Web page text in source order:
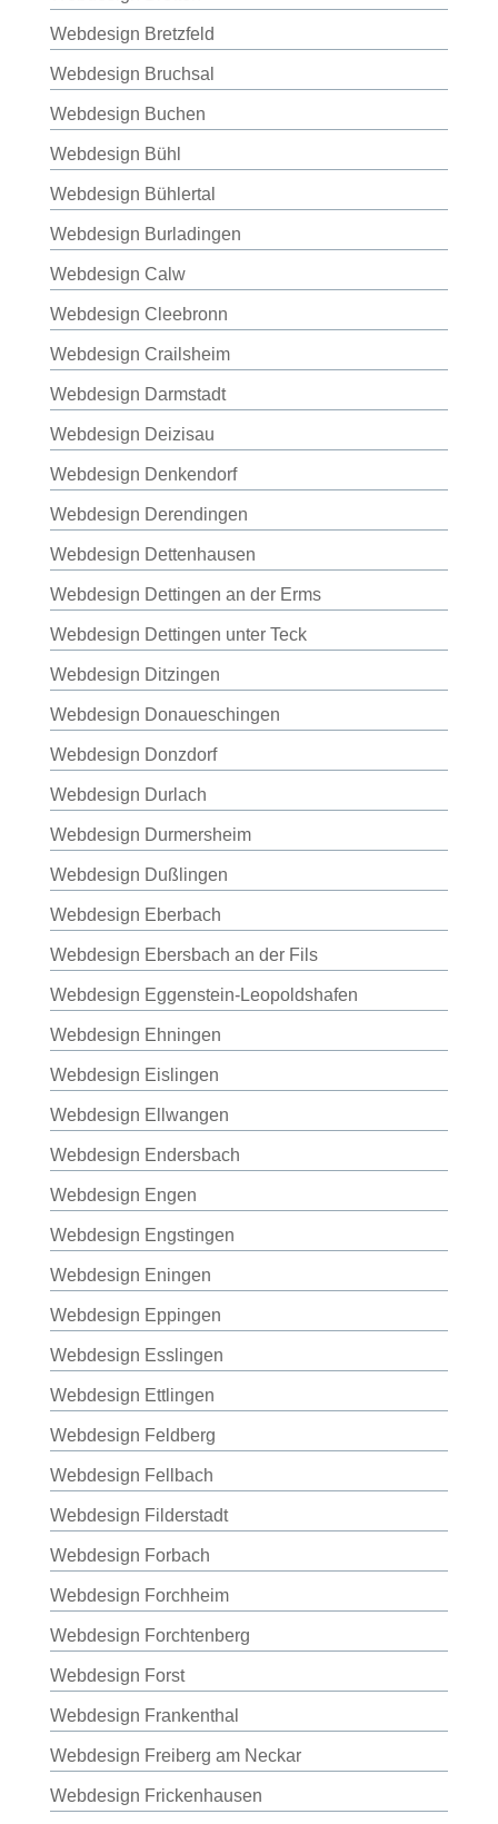
Webdesign Bretzfeld
Webdesign Bruchsal
Webdesign Buchen
Webdesign Bühl
Webdesign Bühlertal
Webdesign Burladingen
Webdesign Calw
Webdesign Cleebronn
Webdesign Crailsheim
Webdesign Darmstadt
Webdesign Deizisau
Webdesign Denkendorf
Webdesign Derendingen
Webdesign Dettenhausen
Webdesign Dettingen an der Erms
Webdesign Dettingen unter Teck
Webdesign Ditzingen
Webdesign Donaueschingen
Webdesign Donzdorf
Webdesign Durlach
Webdesign Durmersheim
Webdesign Dußlingen
Webdesign Eberbach
Webdesign Ebersbach an der Fils
Webdesign Eggenstein-Leopoldshafen
Webdesign Ehningen
Webdesign Eislingen
Webdesign Ellwangen
Webdesign Endersbach
Webdesign Engen
Webdesign Engstingen
Webdesign Eningen
Webdesign Eppingen
Webdesign Esslingen
Webdesign Ettlingen
Webdesign Feldberg
Webdesign Fellbach
Webdesign Filderstadt
Webdesign Forbach
Webdesign Forchheim
Webdesign Forchtenberg
Webdesign Forst
Webdesign Frankenthal
Webdesign Freiberg am Neckar
Webdesign Frickenhausen